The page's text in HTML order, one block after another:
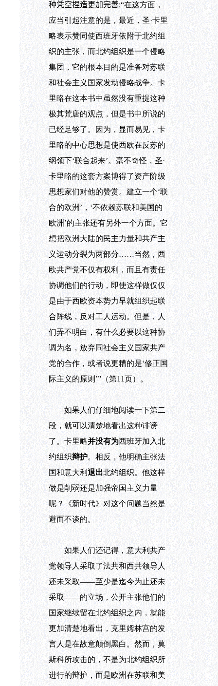
种凭空捏造更加完善:“在这方面，
应当引起注意的是，最近，圣·卡里
略表示赞同使西班牙依附于北约组
织的主张，而北约组织是一个侵略
集团，它的根本目的是准备对苏联
和社会主义国家发动侵略战争。卡
里略在这本书中虽然没有重提这种
极其荒唐的观点，但是书中所说的
已经足够了。因为，显而易见，卡
里略的中心思想是使西欧在反苏的
纲领下‘联合起来’。毫不奇怪，圣·
卡里略的这套方案博得了资产阶级
思想家们对他的赞赏。建立一个‘联
合的欧洲’，‘不依赖苏联和美国的
欧洲’的主张还有另外一个方面。它
想把欧洲大陆的民主力量和共产主
义运动分裂为两部分……当然，西
欧共产党不仅有权利，而且有责任
协调他们的行动，即使这样做仅仅
是由于西欧资本势力早就组织起联
合阵线，反对工人运动。但是，人
们弄不明白，有什么必要以这种协
调为名，放弃同社会主义国家共产
党的合作，或者说更糟的是‘修正国
际主义的原则’”（第11页）。
如果人们仔细地阅读一下第二
段，就可以清楚地看出这种诽谤
了。卡里略并没有为西班牙加入北
约组织辩护。相反，他明确主张法
国和意大利 退出北约组织。他这样
做是削弱还是加强帝国主义力量
呢？《新时代》对这个问题当然是
避而不谈的。
如果人们还记得，意大利共产
党领导人采取了法共和西共领导人
还未采取——至少是迄今为止还未
采取——的立场，公开主张他们的
国家继续留在北约组织之内，就能
更加清楚地看出，克里姆林宫的发
言人是在故意颠倒黑白。然而，莫
斯科所攻击的，不是为北约组织所
进行的辩护，而是欧洲在苏联和美